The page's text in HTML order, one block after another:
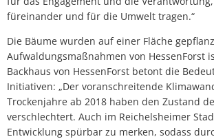
füreinander und für die Umwelt tragen.“
Die Bäume wurden auf einer Fläche
Aufwaldungsmaßnahmen von HessenForst
Backhaus von HessenForst betont die
Initiativen: „Der voranschreitende
Trockenjahre ab 2018 haben den Zustand
verschlechtert. Auch im Reichelsheimer
Entwicklung spürbar zu merken, sodass